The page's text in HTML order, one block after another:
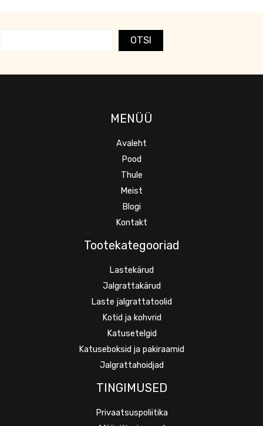
OTSI
MENÜÜ
Avaleht
Pood
Thule
Meist
Blogi
Kontakt
Tootekategooriad
Lastekärud
Jalgrattakärud
Laste jalgrattatoolid
Kotid ja kohvrid
Katusetelgid
Katuseboksid ja pakiraamid
Jalgrattahoidjad
TINGIMUSED
Privaatsuspoliitika